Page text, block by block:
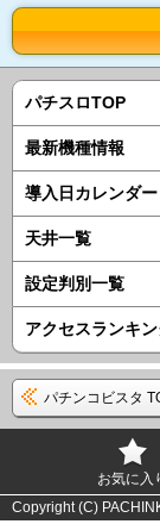
パチスロTOP
最新機種情報
導入日カレンダー
天井一覧
設定判別一覧
アクセスランキ
パチンコビスタ
お気に入
Copyright (C)